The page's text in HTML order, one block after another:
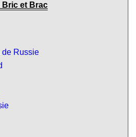
Bric et Brac
de Russie